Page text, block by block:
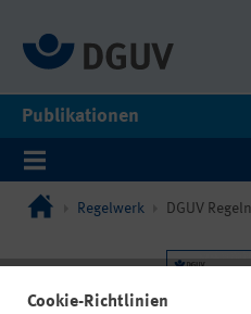
Publikationen
Regelwerk DGUV Regeln
Cookie-Richtlinien